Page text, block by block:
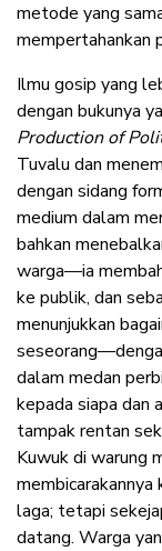
metode yang
mempertahankan
Ilmu gosip yang
dengan bukunya
Production of
Tuvalu dan
dengan sidang
medium dalam
bahkan
warga—ia
ke publik, dan
menunjukkan
dalam medan
kepada siapa dan
tampak rentan
Kuwuk di warung
membicarakannya
laga; tetapi
datang. Warga